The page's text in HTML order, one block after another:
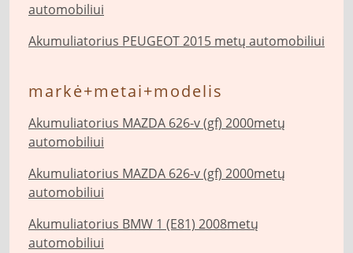
automobiliui
Akumuliatorius PEUGEOT 2015 metų automobiliui
markė+metai+modelis
Akumuliatorius MAZDA 626-v (gf) 2000metų
automobiliui
Akumuliatorius MAZDA 626-v (gf) 2000metų
automobiliui
Akumuliatorius BMW 1 (E81) 2008metų
automobiliui